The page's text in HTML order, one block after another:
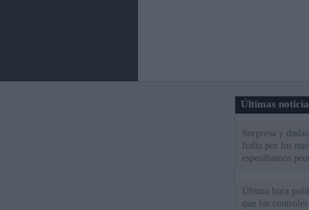
Últimas
Sorpresa y
Italia por los
esperábamos
Última hora
que los